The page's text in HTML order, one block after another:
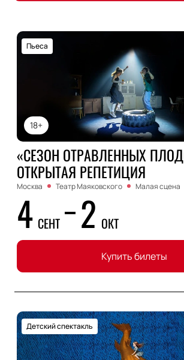
18+
Пьеса
«СЕЗОН ОТРАВЛЕННЫХ
ОТКРЫТАЯ РЕПЕТИЦИЯ
Москва Театр Маяковского Малая сцена
4 СЕНТ 2 ОКТ
Купить билеты
Детский спектакль